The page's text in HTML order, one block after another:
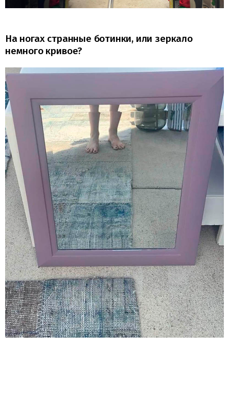
На ногах странные ботинки, или зеркало
немного кривое?